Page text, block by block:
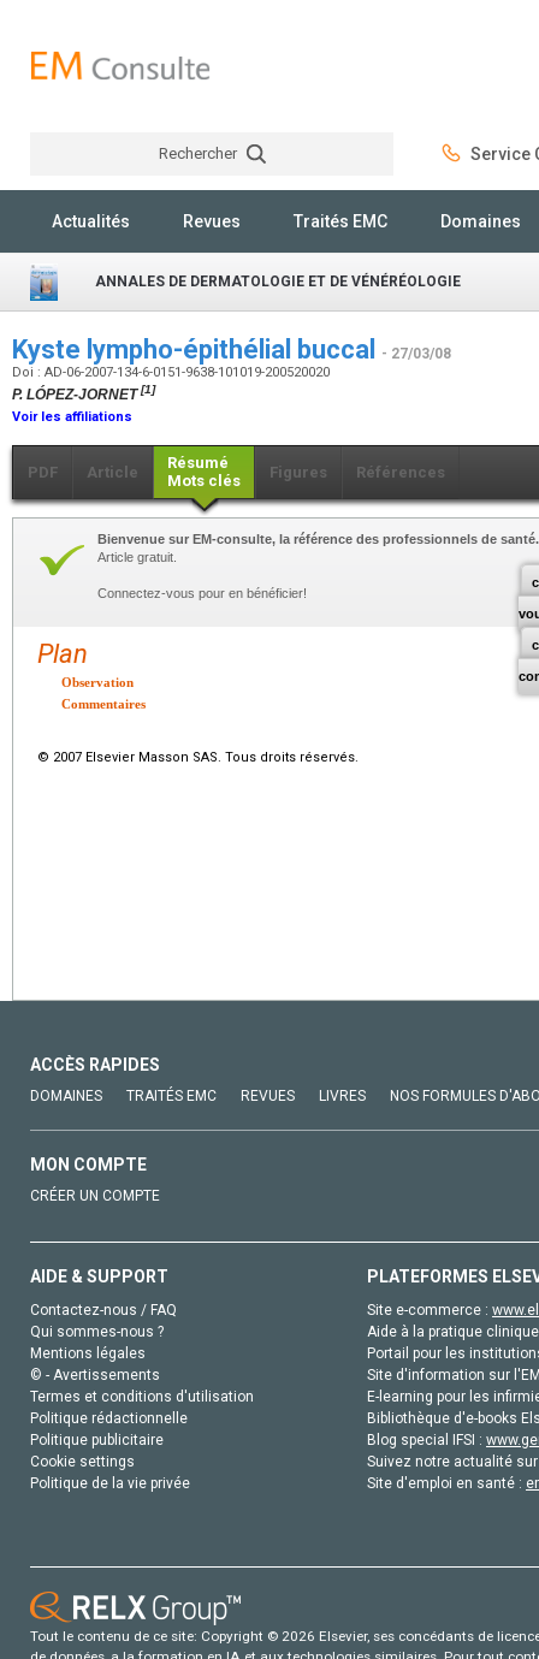
Rechercher Service
Actualités Revues Traités EMC Domaines
ANNALES DE DERMATOLOGIE ET DE VÉNÉRÉOLOGIE
Kyste lympho-épithélial buccal - 27/03/08
Doi : AD-06-2007-134-6-0151-9638-101019-200520020
P. LÓPEZ-JORNET[1]
Voir les affiliations
PDF Article
Résumé
Mots clés
Figures Références
Bienvenue sur EM-consulte, la référence des professionnels de santé.
Article gratuit.
Connectez-vous pour en bénéficier!
Plan
Observation
Commentaires
© 2007 Elsevier Masson SAS. Tous droits réservés.
ACCÈS RAPIDES
DOMAINES TRAITÉS EMC REVUES LIVRES NOS FORMULES
MON COMPTE
CRÉER UN COMPTE
AIDE & SUPPORT
Contactez-nous / FAQ
Qui sommes-nous ?
Mentions légales
© - Avertissements
Termes et conditions d'utilisation
Politique rédactionnelle
Politique publicitaire
Cookie settings
Politique de la vie privée
PLATEFORMES
Site e-commerce :
Aide à la pratique
Portail pour les
Site d'information sur
E-learning pour les
Bibliothèque d'e-books
Blog special IFSI :
Suivez notre actualité
Site d'emploi en santé :
Tout le contenu de ce site: Copyright © 2026 Elsevier, ses concédants de